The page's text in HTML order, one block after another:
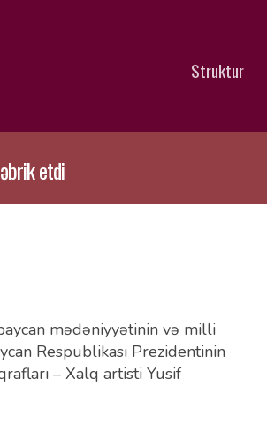
Struktur
etdi
mədəniyyətinin və milli
Respublikası Prezidentinin
– Xalq artisti Yusif